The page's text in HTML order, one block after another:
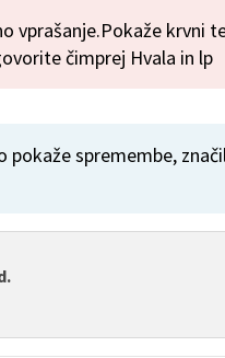
vprašanje.Pokaže krvni
čimprej Hvala in lp
pokaže spremembe,